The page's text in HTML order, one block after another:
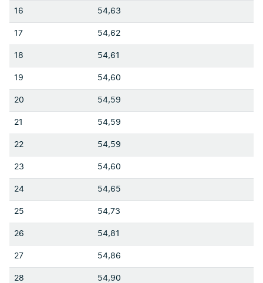
16 54,63
17 54,62
18 54,61
19 54,60
20 54,59
21 54,59
22 54,59
23 54,60
24 54,65
25 54,73
26 54,81
27 54,86
28 54,90